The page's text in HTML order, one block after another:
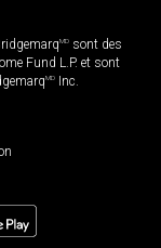
MD sont des
Fund L.P. et sont
MD Inc.